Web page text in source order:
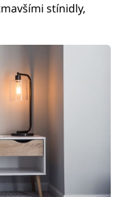
stínidly,